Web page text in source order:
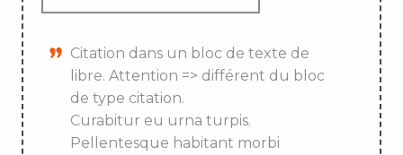
Citation dans un bloc de texte de
libre. Attention => différent du bloc
de type citation.
Curabitur eu urna turpis.
Pellentesque habitant morbi